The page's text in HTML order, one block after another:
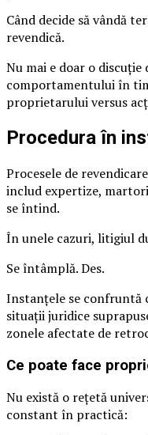
Când decide să vândă
revendică.
Nu mai e doar o discuție
comportamentului în
proprietarului versus
Procedura în
Procesele de
includ expertize,
se întind.
În unele cazuri, litigiul
Se întâmplă. Des.
Instanțele se confruntă
situații juridice
zonele afectate de
Ce poate face
Nu există o rețetă
constant în practică: